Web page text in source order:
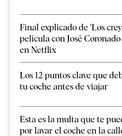
Final explicado de 'Los
película con José
en Netflix
Los 12 puntos clave que
tu coche antes de viajar
Esta es la multa que te
por lavar el coche en la